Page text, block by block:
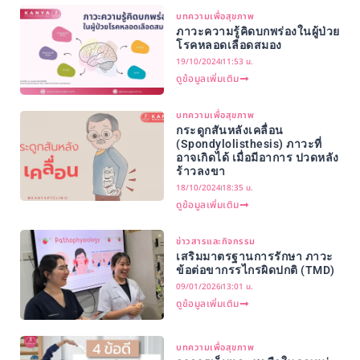
บทความเพื่อสุขภาพ
ภาวะความรู้คิดบกพร่องในผู้ป่วย
โรคหลอดเลือดสมอง
19/10/202411:53 น.
ดูข้อมูลเพิ่มเติม
บทความเพื่อสุขภาพ
กระดูกสันหลังเคลื่อน
(Spondylolisthesis) ภาวะที่
อาจเกิดได้ เมื่อมีอาการ ปวดหลัง
ร้าวลงขา
18/10/202418:35 น.
ดูข้อมูลเพิ่มเติม
ข่าวสารและกิจกรรม
เสริมมาตรฐานการรักษา ภาวะ
ข้อต่อขากรรไกรผิดปกติ (TMD)
09/01/202613:01 น.
ดูข้อมูลเพิ่มเติม
บทความเพื่อสุขภาพ